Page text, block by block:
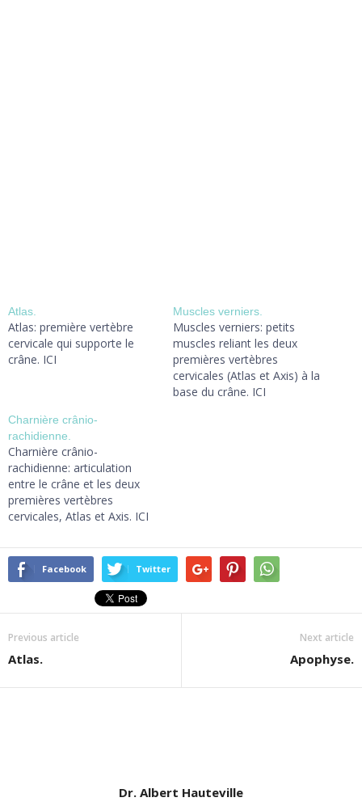
Atlas.
Atlas: première vertèbre
cervicale qui supporte le
crâne. ICI
Muscles verniers.
Muscles verniers: petits
muscles reliant les deux
premières vertèbres
cervicales (Atlas et Axis) à la
base du crâne. ICI
Charnière crânio-
rachidienne.
Charnière crânio-
rachidienne: articulation
entre le crâne et les deux
premières vertèbres
cervicales, Atlas et Axis. ICI
Facebook Twitter
Previous article
Atlas.
Next article
Apophyse.
Dr. Albert Hauteville